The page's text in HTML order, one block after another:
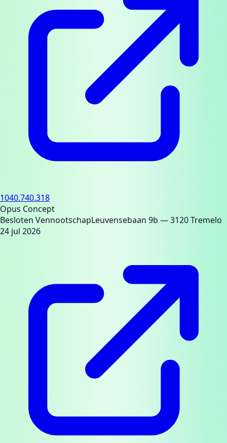
1040.740.318
Opus Concept
Besloten VennootschapLeuvensebaan 9b — 3120 Tremelo
24 jul 2026